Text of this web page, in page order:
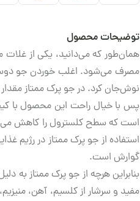
توضیحات محصول
همان‌طور که می‌دانید، یکی از
مصرف می‌شود. اغلب خوردن جو دوسر
نوش‌جان کرد. در جو پرک ممتاز
پس با خیال راحت این محصول با
است که سطح کلسترول را کاهش
استفاده از جو پرک ممتاز در رژیم
گوارش است.
بنابراین هرچه از جو پرک ممتاز به
مفید و سرشار از کلسیم، آهن،